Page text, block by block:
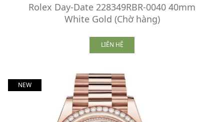
Rolex Day-Date 228349RBR-0040 40mm
White Gold (Chờ hàng)
LIÊN HỆ
NEW